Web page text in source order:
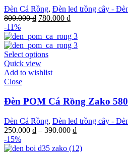
Đèn Cá Rồng, Đèn led trồng cây -
800.000₫ 780.000 ₫
-11%
Select options
Quick view
Add to wishlist
Close
Đèn POM Cá Rồng Zako
Đèn Cá Rồng, Đèn led trồng cây -
250.000 ₫ – 390.000 ₫
-15%